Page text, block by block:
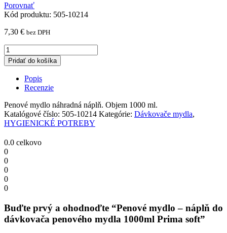
Porovnať
Kód produktu: 505-10214
7,30 € bez DPH
Penové
mydlo
-
náplň
dávkovača
penového
mydla
1000ml
soft
quantity
Pridať do košíka
Popis
Recenzie
Penové mydlo náhradná náplň. Objem 1000 ml.
Katalógové číslo: 505-10214 Kategórie: Dávkovače mydla,
HYGIENICKÉ POTREBY
0.0 celkovo
0
0
0
0
0
Buďte prvý a ohodnoďte “Penové mydlo – náplň do
dávkovača penového mydla 1000ml Prima soft”